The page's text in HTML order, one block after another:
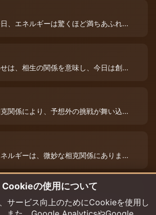
、エネルギーは驚くほど満ちあふれ...
は、相生の関係を意味し、今日は創...
関係により、予想外の挑戦が舞い込...
ルギーは、微妙な相克関係にありま...
今日、あなたの創造性は最高潮に達し...
Cookieの使用について
サービス向上のためにCookieを使用し